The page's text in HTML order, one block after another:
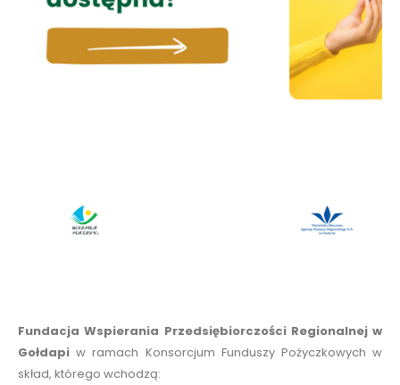
Fundacja Wspierania Przedsiębiorczości Regionalnej w
Gołdapi w ramach Konsorcjum Funduszy Pożyczkowych w
skład, którego wchodzą: